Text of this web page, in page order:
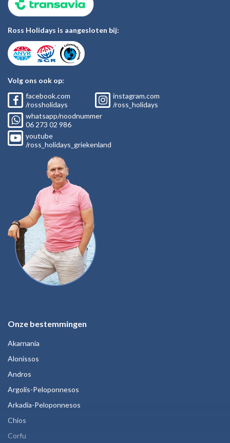
Ross Holidays is aangesloten bij:
Volg ons ook op:
facebook.com
/rossholidays
instagram.com
/ross_holidays
whatsapp/noodnummer
06273 02 986
youtube
/ross_holidays_griekenland
Onze bestemmingen
Akarnania
Alonissos
Andros
Argolis-Peloponnesos
Arkadia-Peloponnesos
Chios
Corfu